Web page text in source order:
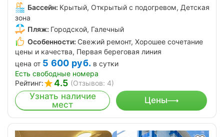
Бассейн: Крытый, Открытый с подогревом, Детская
зона
Пляж: Городской, Галечный
Особенности: Свежий ремонт, Хорошее сочетание
цены и качества, Первая береговая линия
цена от 5 600 руб. в сутки
Есть свободные номера
Рейтинг:
4.5 (Отзывов: 4)
Узнать наличие
мест
Цены